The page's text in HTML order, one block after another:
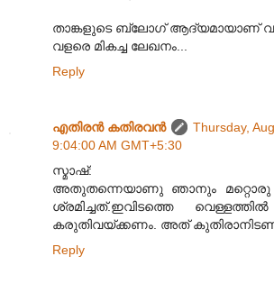
താങ്കളുടെ ബ്ലോഗ് ആദ്യമായാണ്‌
വളരെ മികച്ച ലേഖനം...
Reply
എതിരന്‍ കതിരവന്‍
Thursday,
9:04:00 AM GMT+5:30
സ്മാഷ്:
അതുതന്നെയാണു ഞാനും മറ്റൊരു
ശ്രമിച്ചത്.ഇവിടത്തെ
കരുതിവയ്ക്കണം. അത്
Reply